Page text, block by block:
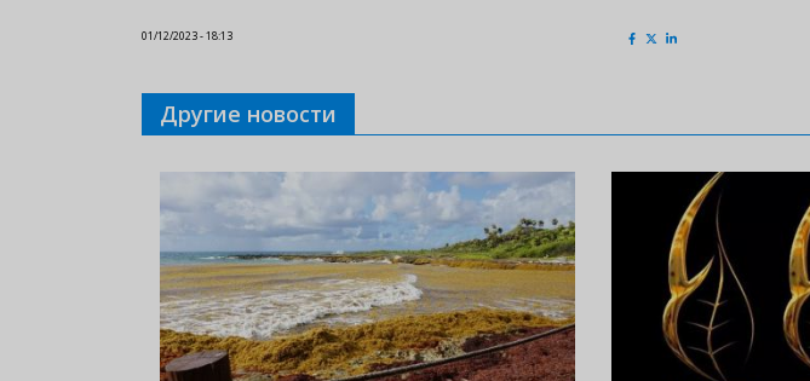
01/12/2023 - 18:13
Другие новости